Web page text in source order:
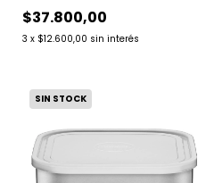
$37.800,00
3 x $12.600,00 sin interés
SIN STOCK